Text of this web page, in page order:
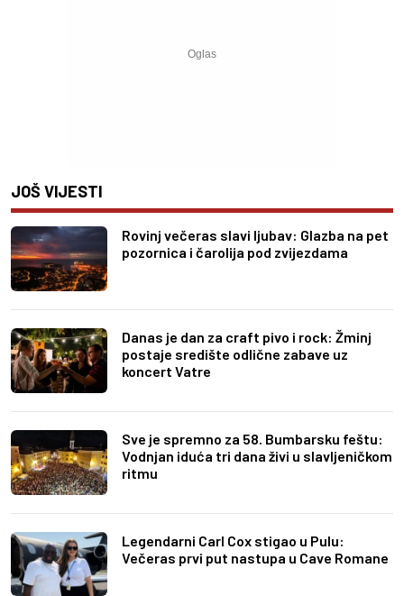
JOŠ VIJESTI
Rovinj večeras slavi ljubav: Glazba na pet
pozornica i čarolija pod zvijezdama
Danas je dan za craft pivo i rock: Žminj
postaje središte odlične zabave uz
koncert Vatre
Sve je spremno za 58. Bumbarsku feštu:
Vodnjan iduća tri dana živi u slavljeničkom
ritmu
Legendarni Carl Cox stigao u Pulu:
Večeras prvi put nastupa u Cave Romane